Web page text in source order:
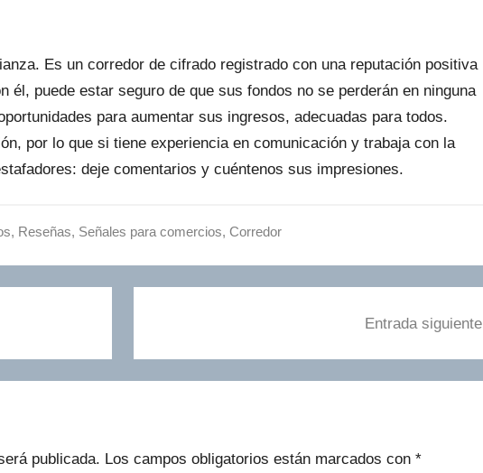
Es un corredor de cifrado registrado con una reputación positiva
él, puede estar seguro de que sus fondos no se perderán en ninguna
para aumentar sus ingresos, adecuadas para todos.
por lo que si tiene experiencia en comunicación y trabaja con la
deje comentarios y cuéntenos sus impresiones.
, Reseñas, Señales para comercios, Сorredor
Entrada siguiente
publicada. Los campos obligatorios están marcados con *